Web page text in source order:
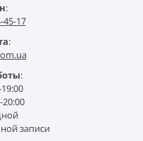
:
45-17
:
:
записи